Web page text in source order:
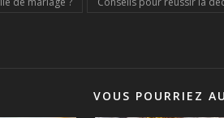
VOUS POURRIEZ